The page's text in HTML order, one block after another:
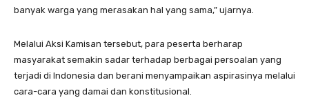
banyak warga yang merasakan hal yang sama,” ujarnya.
Melalui Aksi Kamisan tersebut, para peserta berharap
masyarakat semakin sadar terhadap berbagai persoalan yang
terjadi di Indonesia dan berani menyampaikan aspirasinya melalui
cara-cara yang damai dan konstitusional.